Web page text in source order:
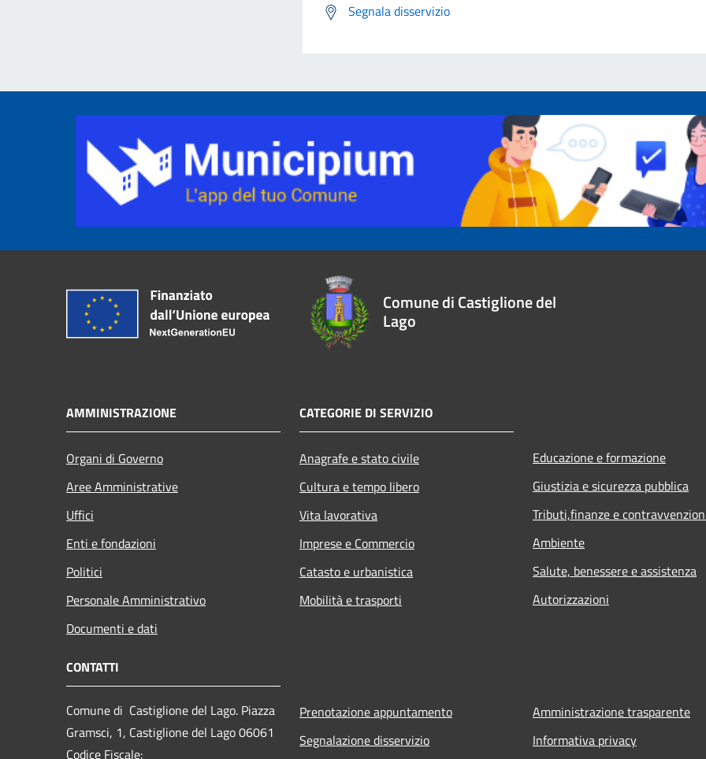
Segnala disservizio
Comune di Castiglione del
Lago
AMMINISTRAZIONE
Organi di Governo
Aree Amministrative
Uffici
Enti e fondazioni
Politici
Personale Amministrativo
Documenti e dati
CATEGORIE DI SERVIZIO
Anagrafe e stato civile
Cultura e tempo libero
Vita lavorativa
Imprese e Commercio
Catasto e urbanistica
Mobilità e trasporti
Educazione e formazione
Giustizia e sicurezza pubblica
Tributi,finanze e
Ambiente
Salute, benessere e assistenza
Autorizzazioni
CONTATTI
Comune di Castiglione del Lago. Piazza
Gramsci, 1, Castiglione del Lago 06061
Codice Fiscale:
Prenotazione appuntamento
Segnalazione disservizio
Amministrazione trasparente
Informativa privacy